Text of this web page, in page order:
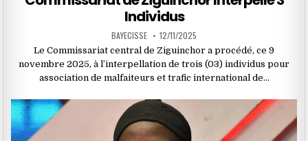
Individus
BAYECISSE 12/11/2025
Le Commissariat central de Ziguinchor a procédé, ce 9
novembre 2025, à l’interpellation de trois (03) individus pour
association de malfaiteurs et trafic international de…